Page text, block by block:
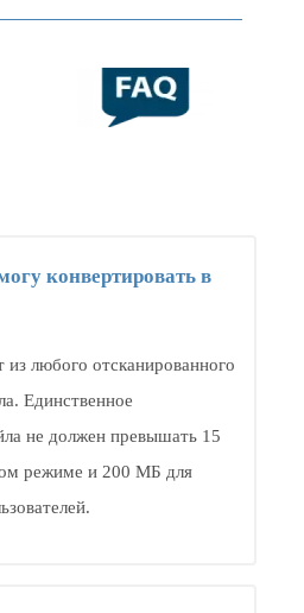
конвертировать в
любого отсканированного
Единственное
не должен превышать 15
режиме и 200 МБ для